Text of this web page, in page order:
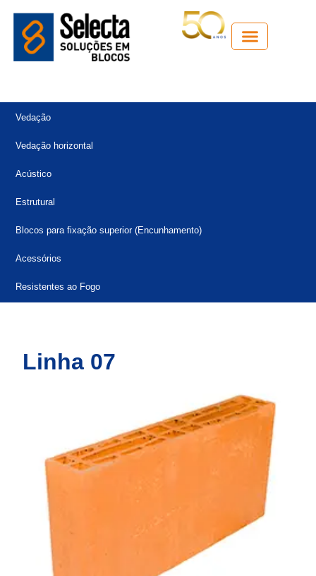
Vedação
Vedação horizontal
Acústico
Estrutural
Blocos para fixação superior (Encunhamento)
Acessórios
Resistentes ao Fogo
Linha 07